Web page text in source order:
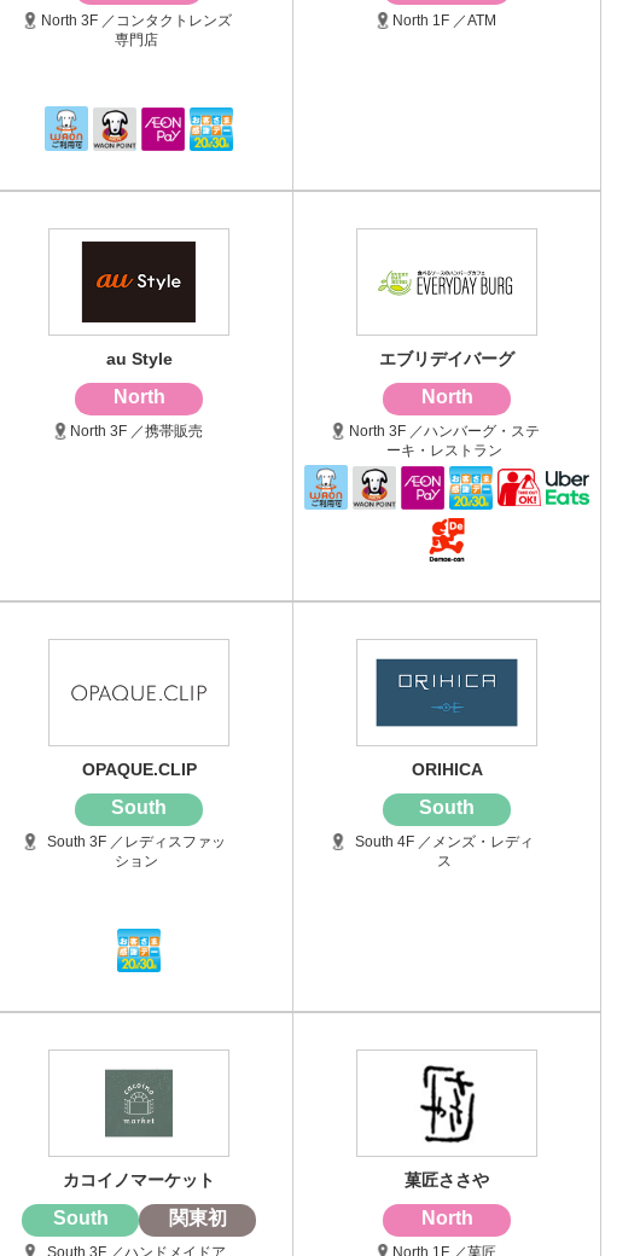
North 3F ／コンタクトレンズ
専門店
North 1F ／ATM
au Style
North
North 3F ／携帯販売
エブリデイバーグ
North
North 3F ／ハンバーグ・ステ
ーキ・レストラン
OPAQUE.CLIP
South
South 3F ／レディスファッ
ション
ORIHICA
South
South 4F ／メンズ・レディ
ス
カコイノマーケット
South 関東初
South 3F ／ハンドメイドア
菓匠ささや
North
North 1F ／菓匠